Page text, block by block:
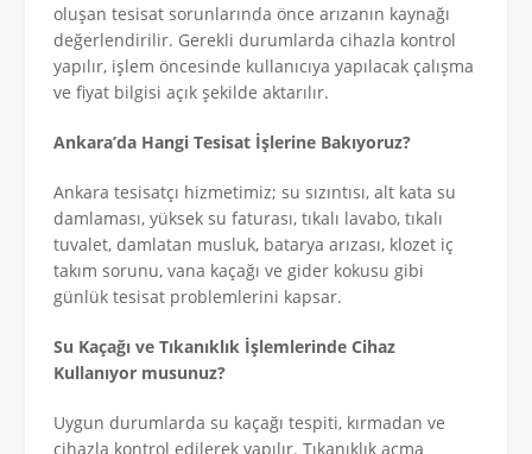
oluşan tesisat sorunlarında önce arızanın kaynağı
değerlendirilir. Gerekli durumlarda cihazla kontrol
yapılır, işlem öncesinde kullanıcıya yapılacak çalışma
ve fiyat bilgisi açık şekilde aktarılır.
Ankara’da Hangi Tesisat İşlerine Bakıyoruz?
Ankara tesisatçı hizmetimiz; su sızıntısı, alt kata su
damlaması, yüksek su faturası, tıkalı lavabo, tıkalı
tuvalet, damlatan musluk, batarya arızası, klozet iç
takım sorunu, vana kaçağı ve gider kokusu gibi
günlük tesisat problemlerini kapsar.
Su Kaçağı ve Tıkanıklık İşlemlerinde Cihaz
Kullanıyor musunuz?
Uygun durumlarda su kaçağı tespiti, kırmadan ve
cihazla kontrol edilerek yapılır. Tıkanıklık açma